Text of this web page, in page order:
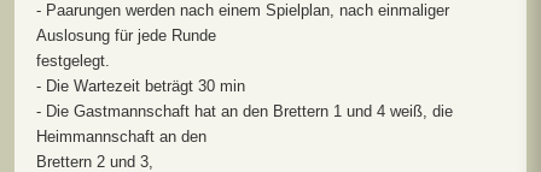
- Paarungen werden nach einem Spielplan, nach einmaliger
Auslosung für jede Runde
festgelegt.
- Die Wartezeit beträgt 30 min
- Die Gastmannschaft hat an den Brettern 1 und 4 weiß, die
Heimmannschaft an den
Brettern 2 und 3,